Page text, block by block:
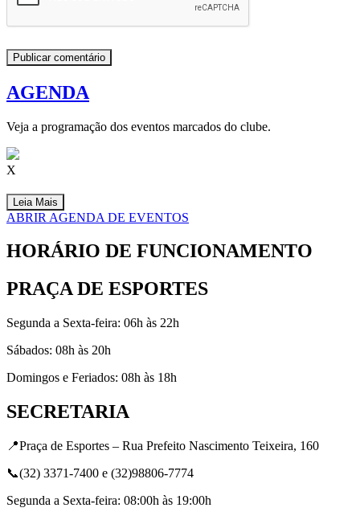
AGENDA
Veja a programação dos eventos marcados do clube.
X
Leia Mais
ABRIR AGENDA DE EVENTOS
HORÁRIO DE FUNCIONAMENTO
PRAÇA DE ESPORTES
Segunda a Sexta-feira: 06h às 22h
Sábados: 08h às 20h
Domingos e Feriados: 08h às 18h
SECRETARIA
📍Praça de Esportes – Rua Prefeito Nascimento Teixeira, 160
📞(32) 3371-7400 e (32)98806-7774
Segunda a Sexta-feira: 08:00h às 19:00h